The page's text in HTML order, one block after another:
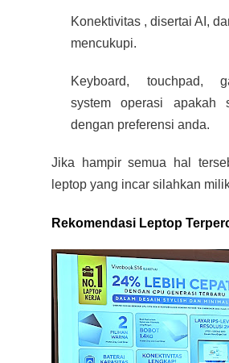
Konektivitas , disertai AI,
mencukupi.
Keyboard, touchpad,
system operasi apakah
dengan preferensi anda.
Jika hampir semua hal
leptop yang incar silahkan
Rekomendasi Leptop